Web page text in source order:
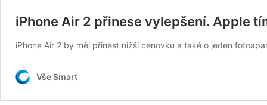
iPhone Air 2 přinese vylepšení. Apple
iPhone Air 2 by měl přinést nižší cenovku a také o jeden
Vše Smart